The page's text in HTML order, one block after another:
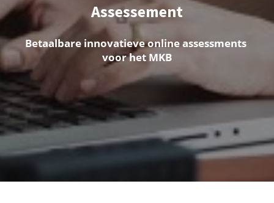
Assessement
Betaalbare innovatieve online assessments
voor het MKB